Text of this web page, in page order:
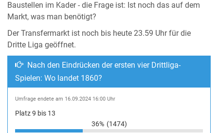
Baustellen im Kader - die Frage ist: Ist noch das auf dem
Markt, was man benötigt?
Der Transfermarkt ist noch bis heute 23.59 Uhr für die
Dritte Liga geöffnet.
Nach den Eindrücken der ersten vier Drittliga-
Spielen: Wo landet 1860?
Umfrage endete am 16.09.2024 16:00 Uhr
Platz 9 bis 13
36% (1474)